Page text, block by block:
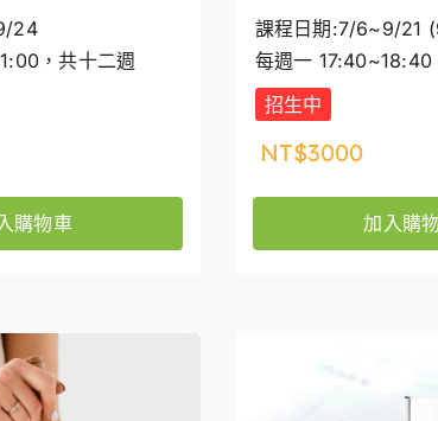
24
，共十二週
購物車
課程日期:7/6~9/21
每週一 17:40~18:40
招生中
NT$3000
加入購